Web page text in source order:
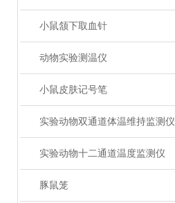
小鼠颔下取血针
动物实验测温仪
小鼠皮肤记号笔
实验动物双通道体温维持监测仪
实验动物十二通道温度监测仪
豚鼠笼